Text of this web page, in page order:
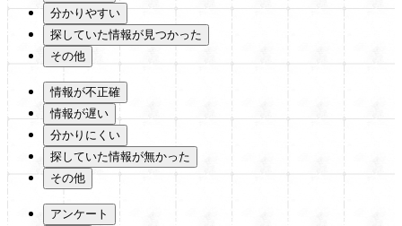
分かりやすい
探していた情報が見つかった
その他
情報が不正確
情報が遅い
分かりにくい
探していた情報が無かった
その他
アンケート